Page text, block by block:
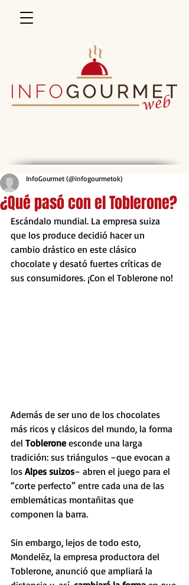
¿Qué pasó con el Toblerone?
InfoGourmet (@infogourmetok)
Escándalo mundial. La empresa suiza
que los produce decidió hacer un
cambio drástico en este clásico
chocolate y desató fuertes críticas de
sus consumidores. ¡Con el Toblerone no!
Además de ser uno de los chocolates
más ricos y clásicos del mundo, la forma
del Toblerone esconde una larga
tradición: sus triángulos –que evocan a
los Alpes suizos– abren el juego para el
“corte perfecto” entre cada una de las
emblemáticas montañitas que
componen la barra.
Sin embargo, lejos de todo esto,
Mondelēz, la empresa productora del
Toblerone, anunció que ampliará la